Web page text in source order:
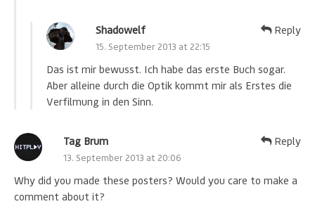
Shadowelf
15. September 2013 at 22:15
Das ist mir bewusst. Ich habe das erste Buch sogar.
Aber alleine durch die Optik kommt mir als Erstes die
Verfilmung in den Sinn.
Reply
Tag Brum
13. September 2013 at 20:06
Why did you made these posters? Would you care to make a
comment about it?
Reply